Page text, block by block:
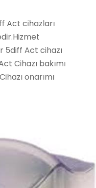
Act cihazları
5diff Act cihazı
Cihazı bakımı
onarımı